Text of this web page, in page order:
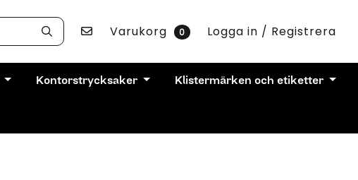
Kontakta oss
Varukorg 0 Logga in / Registrera
Kontorstrycksaker Klistermärken och etiketter